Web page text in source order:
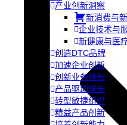
产业创新洞察
新消费与
企业技术与
新健康与医
创造DTC品牌
加速企业创新
创新业务增长
产品驱动增长
转型敏捷组织
精益产品创新